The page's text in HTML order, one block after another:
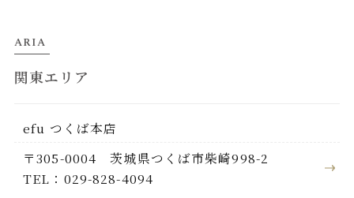
ARIA
関東エリア
efu つくば本店
〒305-0004 茨城県つくば市柴崎998-2
TEL：029-828-4094